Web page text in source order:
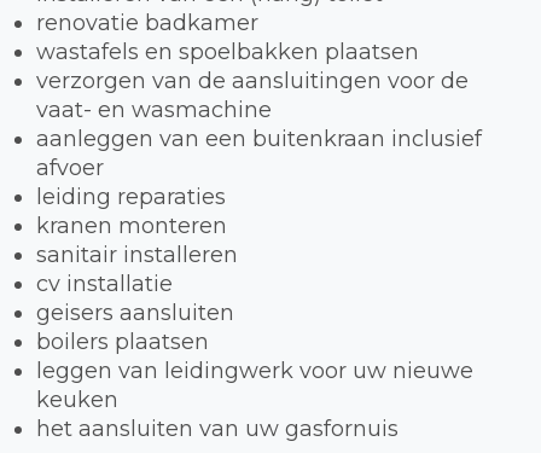
renovatie badkamer
wastafels en spoelbakken plaatsen
verzorgen van de aansluitingen voor de
vaat- en wasmachine
aanleggen van een buitenkraan inclusief
afvoer
leiding reparaties
kranen monteren
sanitair installeren
cv installatie
geisers aansluiten
boilers plaatsen
leggen van leidingwerk voor uw nieuwe
keuken
het aansluiten van uw gasfornuis